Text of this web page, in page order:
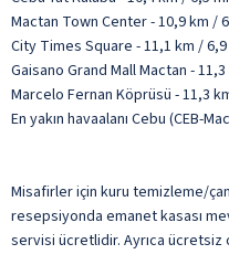
Mactan Town Center - 10,9 km /
City Times Square - 11,1 km /
Gaisano Grand Mall Mactan -
Marcelo Fernan Köprüsü - 11,3
En yakın havaalanı Cebu (CEB-
Misafirler için kuru temizleme/
resepsiyonda emanet kasası
servisi ücretlidir. Ayrıca ücretsiz